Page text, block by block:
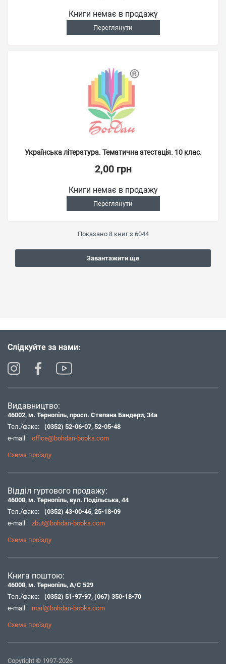
Книги немає в продажу
Переглянути
Українська література. Тематична атестація. 10 клас.
2,00 грн
Книги немає в продажу
Переглянути
Показано 8книг з 6044
Завантажити ще
Слідкуйте за нами:
Видавництво:
46002, м. Тернопіль, просп. Степана Бандери, 34а
Тел./факс:
(0352) 52-06-07, 52-05-48
e-mail:
office@bohdan-books.com
Схема проїзду
Відділ гуртового продажу:
46008, м. Тернопіль, вул. Подільська, 44
Тел./факс:
(0352) 43-00-46, 25-18-09
e-mail:
zbut@bohdan-books.com
Схема проїзду
Книга поштою:
46008, м. Тернопіль, А/С 529
Тел./факс:
(0352) 51-97-97, (067) 350-18-70
e-mail:
mail@bohdan-books.com
Схема проїзду
Copyright © 1997-2026